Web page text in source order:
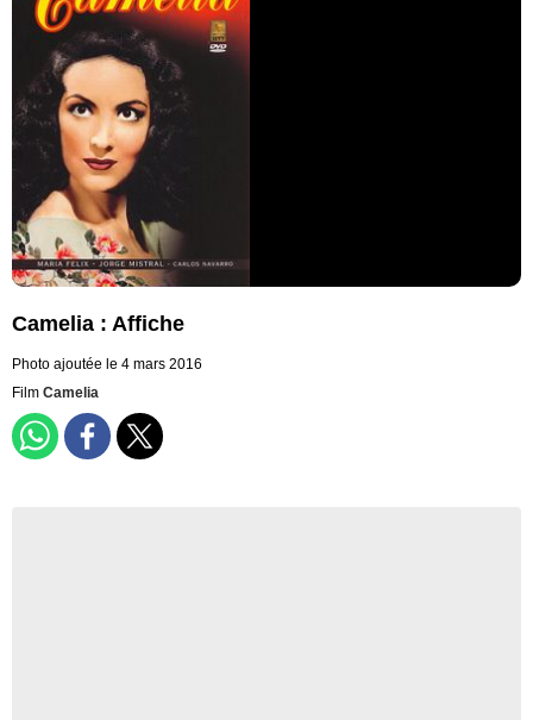
Camelia : Affiche
Photo ajoutée le 4 mars 2016
Film Camelia